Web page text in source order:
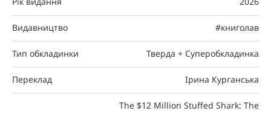
Видавництво #книголав
Тип обкладинки Тверда + Суперобкладинка
Переклад Ірина Курганська
The $12 Million Stuffed Shark: The